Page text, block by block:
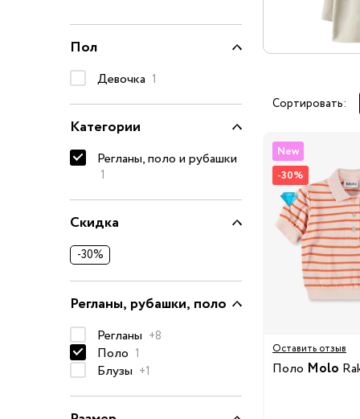
Одежда
Купальники и плавки
Нижнее белье
Пеленки
Пижамы и халаты
Платья и юбки
Термобелье
Полотенца и накидки
Регланы, поло и
Рюкзаки и сумки
Футболки и майки
Шапки, шарфы,
Аксессуары
Одежда по
50-68 см
Пол
Девочка 1
Категории
Регланы, поло и рубашки
1
Скидка
-30%
Регланы, рубашки, поло
Регланы +8
Поло 1
Блузы +1
Сортировать:
New
-30%
Оставить отзыв
Поло Molo